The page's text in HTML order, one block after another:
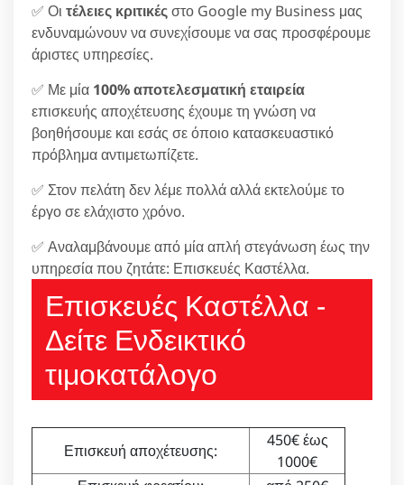
✅ Οι τέλειες κριτικέςστο Google my Business μας
ενδυναμώνουν να συνεχίσουμε να σας προσφέρουμε
άριστες υπηρεσίες.
✅ Με μία 100% αποτελεσματική εταιρεία
επισκευής αποχέτευσης έχουμε τη γνώση να
βοηθήσουμε και εσάς σε όποιο κατασκευαστικό
πρόβλημα αντιμετωπίζετε.
✅ Στον πελάτη δεν λέμε πολλά αλλά εκτελούμε το
έργο σε ελάχιστο χρόνο.
✅ Αναλαμβάνουμε από μία απλή στεγάνωση έως την
υπηρεσία που ζητάτε: Επισκευές Καστέλλα.
Επισκευές Καστέλλα -
Δείτε Ενδεικτικό
τιμοκατάλογο
Επισκευή αποχέτευσης:
450€ έως
1000€